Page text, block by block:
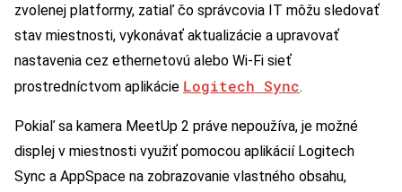
zvolenej platformy, zatiaľ čo správcovia IT môžu sledovať
stav miestnosti, vykonávať aktualizácie a upravovať
nastavenia cez ethernetovú alebo Wi-Fi sieť
prostredníctvom aplikácie Logitech Sync.
Pokiaľ sa kamera MeetUp 2 práve nepoužíva, je možné
displej v miestnosti využiť pomocou aplikácií Logitech
Sync a AppSpace na zobrazovanie vlastného obsahu,